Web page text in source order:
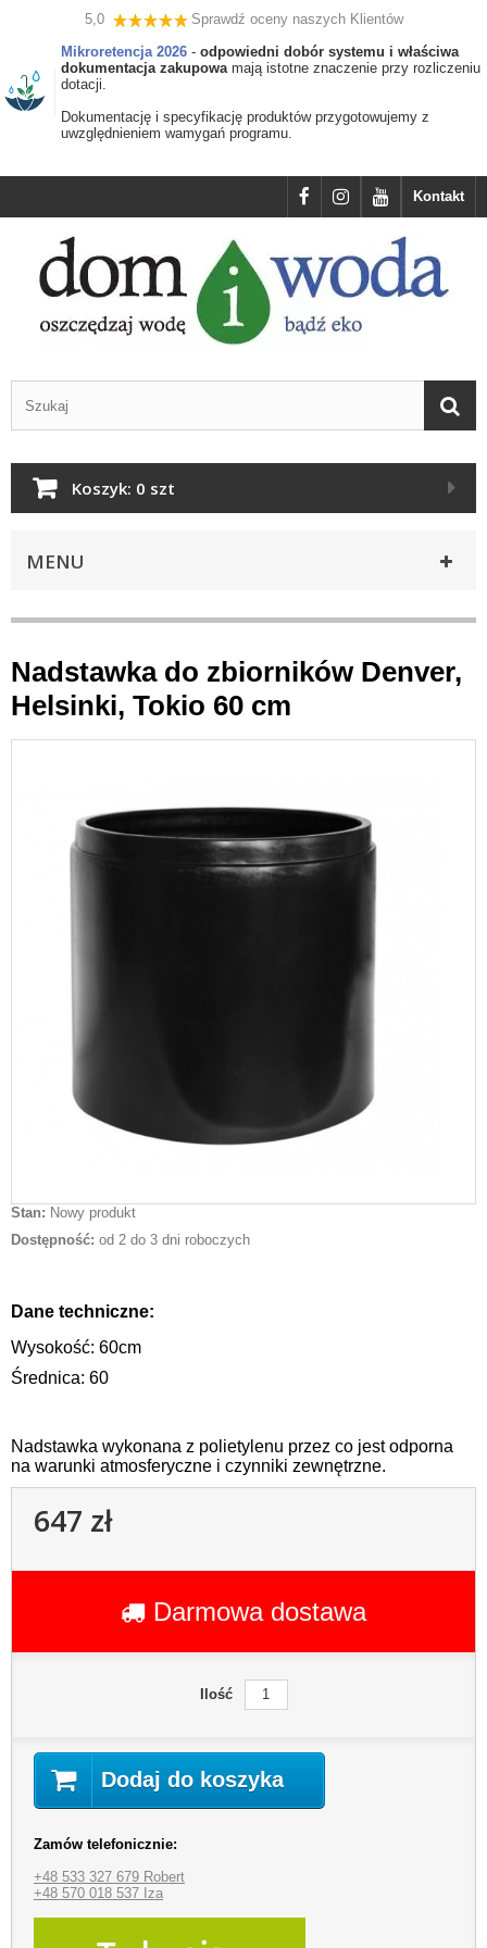
5,0
Sprawdź oceny naszych Klientów
Mikroretencja 2026 - odpowiedni dobór systemu i właściwa
dokumentacja zakupowamają istotne znaczenie przy rozliczeniu
dotacji.
Dokumentację i specyfikację produktów przygotowujemy z
uwzględnieniem wamygań programu.
Kontakt
Koszyk: 0 szt
MENU
Nadstawka do zbiorników Denver,
Helsinki, Tokio 60 cm
Stan: Nowy produkt
Dostępność: od 2 do 3 dni roboczych
Dane techniczne:
Wysokość: 60cm
Średnica: 60
Nadstawka wykonana z polietylenu przez co jest odporna
na warunki atmosferyczne i czynniki zewnętrzne.
647 zł
Darmowa dostawa
Ilość
Dodaj do koszyka
Zamów telefonicznie:
+48 533 327 679 Robert
+48 570 018 537 Iza